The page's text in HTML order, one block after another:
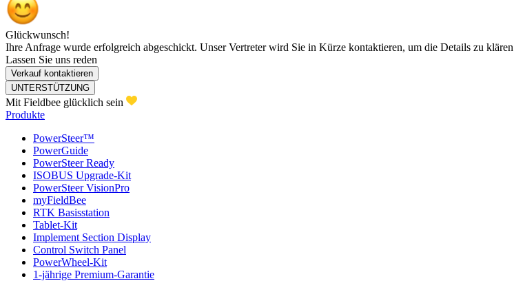
Glückwunsch!
Ihre Anfrage wurde erfolgreich abgeschickt. Unser Vertreter wird Sie in Kürze kontaktieren, um die Details zu
Lassen Sie uns reden
Verkauf kontaktieren
UNTERSTÜTZUNG
Mit Fieldbee glücklich sein
Produkte
PowerSteer™
PowerGuide
PowerSteer Ready
ISOBUS Upgrade-Kit
PowerSteer VisionPro
myFieldBee
RTK Basisstation
Tablet-Kit
Implement Section Display
Control Switch Panel
PowerWheel-Kit
1-jährige Premium-Garantie